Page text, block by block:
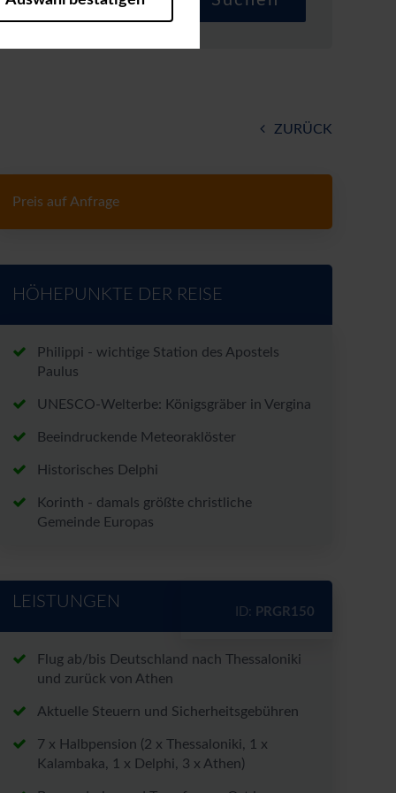
ZURÜCK
Preis auf Anfrage
HÖHEPUNKTE DER REISE
Philippi - wichtige Station des Apostels
Paulus
UNESCO-Welterbe: Königsgräber in Vergina
Beeindruckende Meteoraklöster
Historisches Delphi
Korinth - damals größte christliche
Gemeinde Europas
LEISTUNGEN
Flug ab/bis Deutschland nach Thessaloniki
und zurück von Athen
Aktuelle Steuern und Sicherheitsgebühren
7 x Halbpension (2 x Thessaloniki, 1 x
Kalambaka, 1 x Delphi, 3 x Athen)
ID: PRGR150
genommen.
und
Funktionalitäten.
möchten, um Ihnen
zu
Nutzung dieser Tools findet
die kein mit der EU
US-Behörden, zu Kontroll-
können. Sie können Ihre